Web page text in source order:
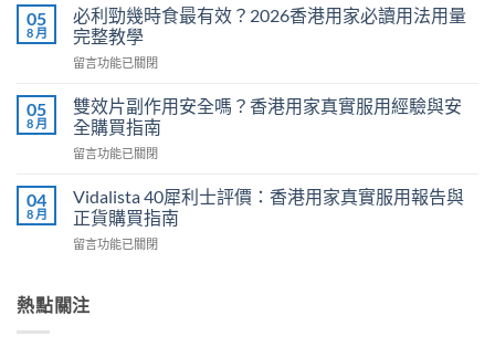
真
相：
香
港
家
實
與
貨
購
買
中
印
度
威
而
評
價：
香
港
家
真
服
得
05
8 月
必利勁幾時食最有效？2026香港用家必讀用法用量
完整教學
在
利
勁
幾
時
最
有
效？
2026
用
留言功能已關閉
05
8 月
雙效片副作用安全嗎？香港用家真實服用經驗與安
全購買指南
在
效
片
副
作
全
留言功能已關閉
04
8 月
Vidalista 40犀利士評價：香港用家真實服用報告與
正貨購買指南
在
犀
利
留言功能已關閉
熱點關注